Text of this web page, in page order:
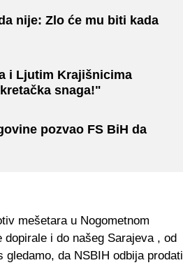
nije: Zlo će mu biti kada
i Ljutim Krajišnicima
snaga!"
pozvao FS BiH da
mešetara u Nogometnom
i do našeg Sarajeva , od
da NSBIH odbija prodati